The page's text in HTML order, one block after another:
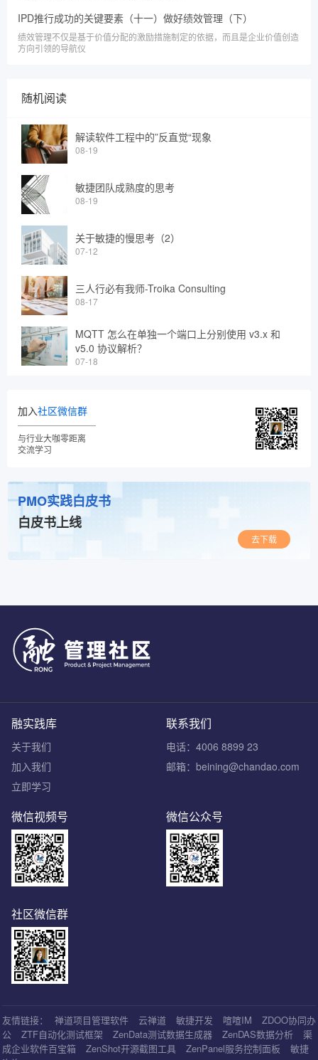
IPD推行成功的关键要素（十一）做好绩效管理（下）
绩效管理不仅是基于价值分配的激励措施制定的依据，而且是企业价值创造
方向引领的导航仪
随机阅读
解读软件工程中的”反直觉“现象
08-19
敏捷团队成熟度的思考
08-19
关于敏捷的慢思考（2）
07-12
三人行必有我师-Troika Consulting
08-17
MQTT 怎么在单独一个端口上分别使用 v3.x 和
v5.0 协议解析？
07-18
加入社区微信群
与行业大咖零距离
交流学习
PMO实践白皮书
白皮书上线
去下载
联系我们
电话：4006 8899 23
邮箱：beining@chandao.com
融实践库
关于我们
加入我们
立即学习
微信公众号
微信视频号
社区微信群
友情链接： 禅道项目管理软件 云禅道 敏捷开发 喧喧IM
ZDOO协同办
公
ZTF自动化测试框架 ZenData测试数据生成器 ZenDAS数据分析
渠
成企业软件百宝箱
ZenShot开源截图工具 ZenPanel服务控制面板
敏捷